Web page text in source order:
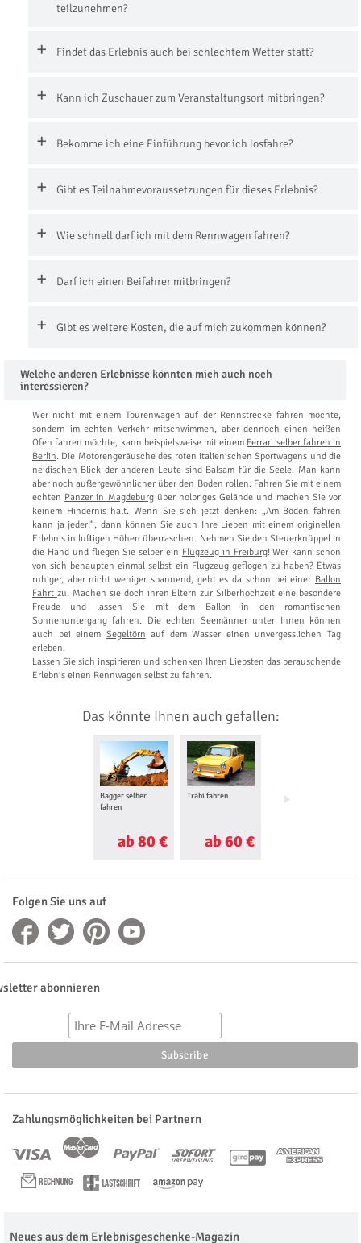
teilzunehmen?
Findet das Erlebnis auch bei schlechtem Wetter statt?
Kann ich Zuschauer zum Veranstaltungsort mitbringen?
Bekomme ich eine Einführung bevor ich losfahre?
Gibt es Teilnahmevoraussetzungen für dieses Erlebnis?
Wie schnell darf ich mit dem Rennwagen fahren?
Darf ich einen Beifahrer mitbringen?
Gibt es weitere Kosten, die auf mich zukommen können?
Welche anderen Erlebnisse könnten mich auch noch
interessieren?
Wer nicht mit einem Tourenwagen auf der Rennstrecke fahren möchte,
sondern im echten Verkehr mitschwimmen, aber dennoch einen heißen
Ofen fahren möchte, kann beispielsweise mit einem Ferrari selber fahren in
Berlin. Die Motorengeräusche des roten italienischen Sportwagens und die
neidischen Blick der anderen Leute sind Balsam für die Seele. Man kann
aber noch außergewöhnlicher über den Boden rollen: Fahren Sie mit einem
echten Panzer in Magdeburgüber holpriges Gelände und machen Sie vor
keinem Hindernis halt. Wenn Sie sich jetzt denken: „Am Boden fahren
kann ja jeder!“, dann können Sie auch Ihre Lieben mit einem originellen
Erlebnis in luftigen Höhen überraschen. Nehmen Sie den Steuerknüppel in
die Hand und fliegen Sie selber ein Flugzeug in Freiburg! Wer kann schon
von sich behaupten einmal selbst ein Flugzeug geflogen zu haben? Etwas
ruhiger, aber nicht weniger spannend, geht es da schon bei einer Ballon
Fahrt zu. Machen sie doch ihren Eltern zur Silberhochzeit eine besondere
Freude und lassen Sie mit dem Ballon in den romantischen
Sonnenuntergang fahren. Die echten Seemänner unter Ihnen können
auch bei einem Segeltörn auf dem Wasser einen unvergesslichen Tag
erleben.
Lassen Sie sich inspirieren und schenken Ihren Liebsten das berauschende
Erlebnis einen Rennwagen selbst zu fahren.
Das könnte Ihnen auch gefallen:
Bagger selber
fahren
ab 80 €
Trabi fahren
ab 60 €
Truck selber fahren
Folgen Sie uns auf
abonnieren
Zahlungsmöglichkeiten bei Partnern
Neues aus dem Erlebnisgeschenke-Magazin